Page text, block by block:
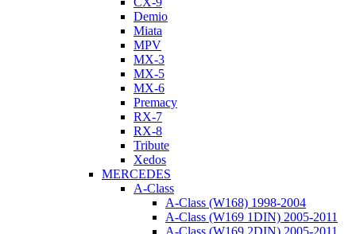
Demio
Miata
MPV
MX-3
MX-5
MX-6
Premacy
RX-7
RX-8
Tribute
Xedos
MERCEDES
A-Class
A-Class (W168) 1998-2004
A-Class (W169 1DIN) 2005-2011
A-Class (W169 2DIN) 2005-2011